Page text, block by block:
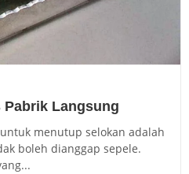
Pabrik Langsung
menutup selokan adalah
boleh dianggap sepele.